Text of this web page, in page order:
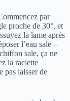
par
proche de 30°, et
la lame après
l’eau sale –
sale, ça ne
la raclette
pas laisser de